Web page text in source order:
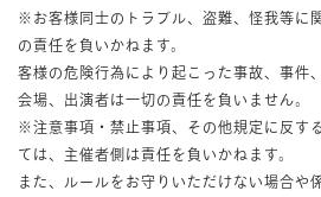
※お客様同士のトラブル、盗難、怪我等に
の責任を負いかねます。
客様の危険行為により起こった事故、事件
会場、出演者は一切の責任を負いません。
※注意事項・禁止事項、その他規定に反す
ては、主催者側は責任を負いかねます。
また、ルールをお守りいただけない場合や